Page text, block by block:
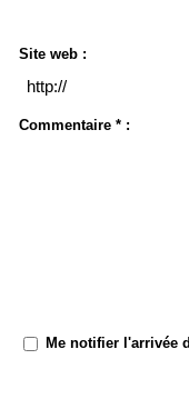
Site web :
Commentaire * :
Me notifier l'arrivée